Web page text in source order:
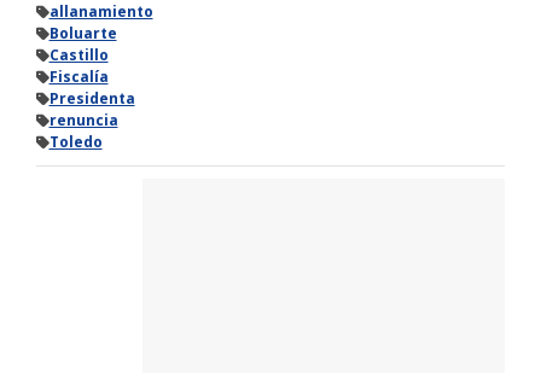
allanamiento
Boluarte
Castillo
Fiscalía
Presidenta
renuncia
Toledo